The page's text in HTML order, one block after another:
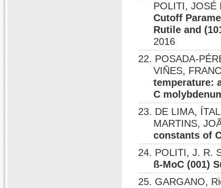
POLITI, JOSÉ
Cutoff
Rutile and
2016
22. POSADA-
VIÑES,
temperature:
C
23. DE LIMA,
MARTINS,
constants of
24. POLITI, J. R.
ß-MoC (001)
25. GARGANO,